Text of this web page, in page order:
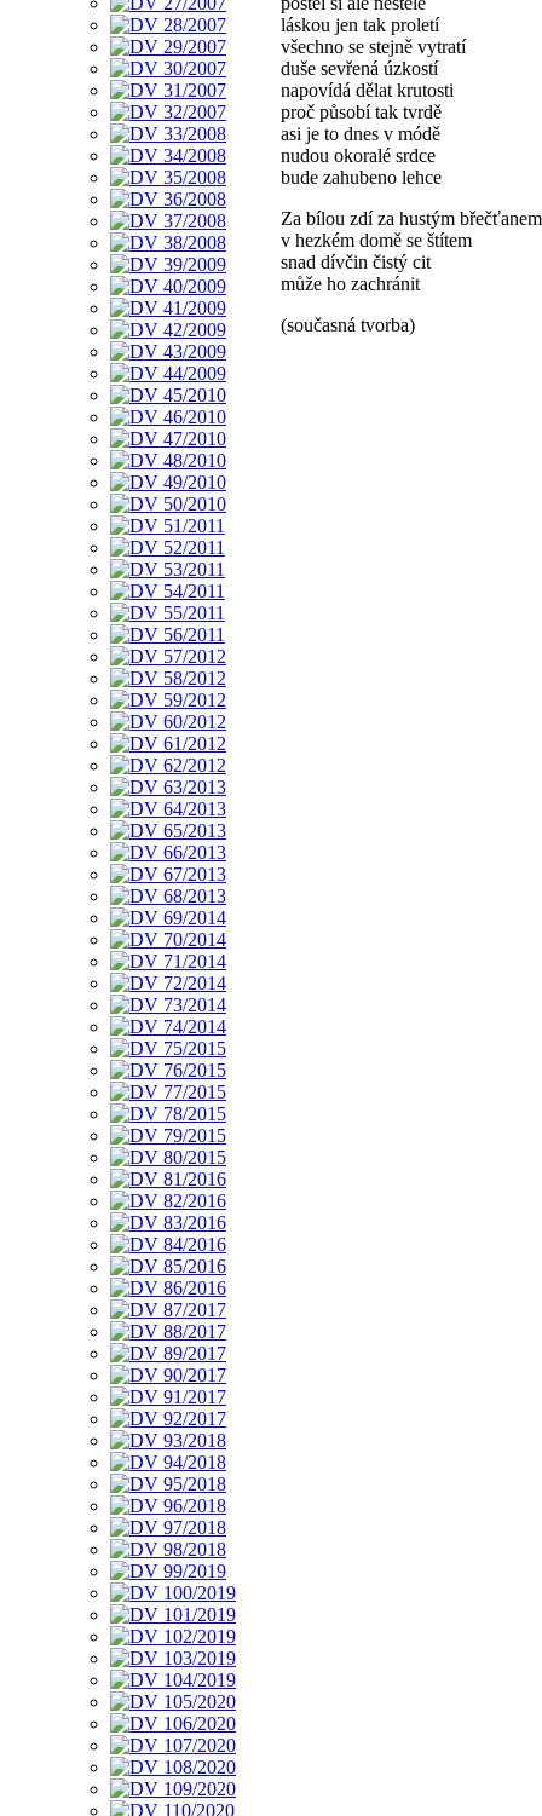
láskou jen tak proletí
všechno se stejně vytratí
duše sevřená úzkostí
napovídá dělat krutosti
proč působí tak tvrdě
asi je to dnes v módě
nudou okoralé srdce
bude zahubeno lehce
Za bílou zdí za hustým břečťanem
v hezkém domě se štítem
snad dívčin čistý cit
může ho zachránit
(současná tvorba)